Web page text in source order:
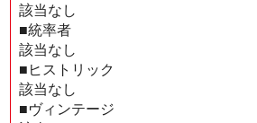
該当なし
■統率者
該当なし
■ヒストリック
該当なし
■ヴィンテージ